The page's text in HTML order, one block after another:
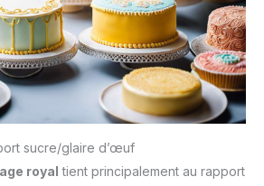
sucre/glaire d’œuf
royal tient principalement au rapport